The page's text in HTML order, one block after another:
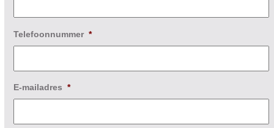
Telefoonnummer *
E-mailadres *